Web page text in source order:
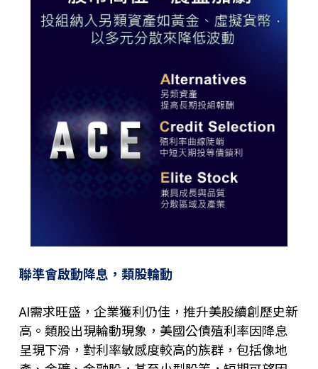
聯準會啟動降息，類股輪動
AI需求旺盛，企業獲利仍佳，推升美股續創歷史新
高。類股出現輪動現象，美國公債殖利率因降息
呈現下滑，對利率敏感度較高的族群，包括像地